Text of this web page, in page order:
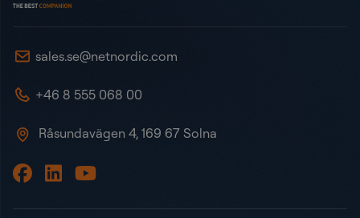
sales.se@netnordic.com
+46 8 555 068 00
Råsundavägen 4, 169 67 Solna